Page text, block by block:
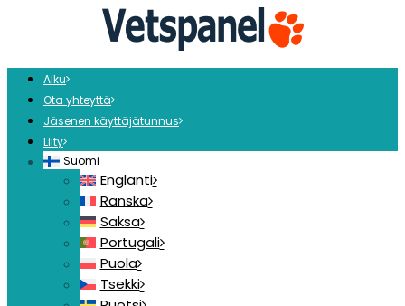
Alku
Ota yhteyttä
Jäsenen käyttäjätunnus
Liity
Suomi
Englanti
Ranska
Saksa
Portugali
Puola
Tsekki